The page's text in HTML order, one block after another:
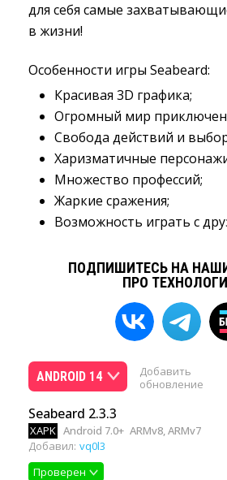
для себя самые
в жизни!
Особенности игры Seabeard:
Красивая 3D графика;
Огромный мир
Свобода действий и
Харизматичные
Множество профессий;
Жаркие сражения;
Возможность играть с
ПОДПИШИТЕСЬ НА
ПРО
ANDROID 14
Добавить
обновление
Seabeard 2.3.3
XAPK Android 7.0+ ARMv8, ARMv7
Добавил: vq0l3
Проверен